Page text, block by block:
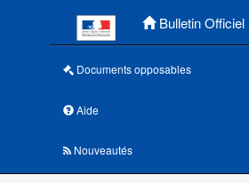
Bulletin Officiel
Documents opposables
Aide
Nouveautés